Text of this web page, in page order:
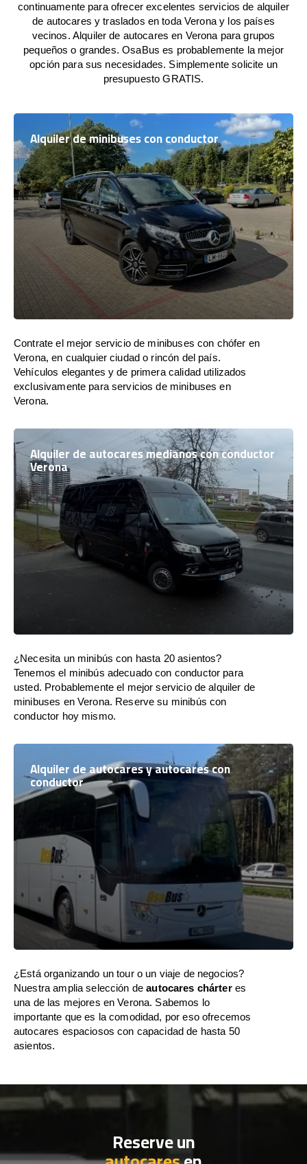
continuamente para ofrecer excelentes servicios de alquiler
de autocares y traslados en toda Verona y los países
vecinos. Alquiler de autocares en Verona para grupos
pequeños o grandes. OsaBus es probablemente la mejor
opción para sus necesidades. Simplemente solicite un
presupuesto GRATIS.
Alquiler de minibuses con conductor
Contrate el mejor servicio de minibuses con chófer en
Verona, en cualquier ciudad o rincón del país.
Vehículos elegantes y de primera calidad utilizados
exclusivamente para servicios de minibuses en
Verona.
Alquiler de autocares medianos con conductor
Verona
¿Necesita un minibús con hasta 20 asientos?
Tenemos el minibús adecuado con conductor para
usted. Probablemente el mejor servicio de alquiler de
minibuses en Verona. Reserve su minibús con
conductor hoy mismo.
Alquiler de autocares y autocares con
conductor
¿Está organizando un tour o un viaje de negocios?
Nuestra amplia selección deautocares chárteres
una de las mejores en Verona. Sabemos lo
importante que es la comodidad, por eso ofrecemos
autocares espaciosos con capacidad de hasta 50
asientos.
Reserve un